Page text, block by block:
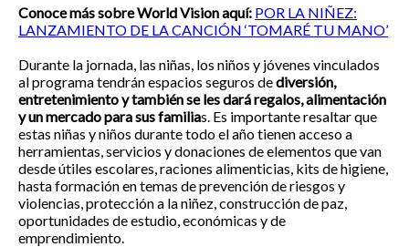
Conoce más sobre World Vision aquí: POR LA NIÑEZ:
LANZAMIENTO DE LA CANCIÓN ‘TOMARÉ TU MANO’
Durante la jornada, las niñas, los niños y jóvenes vinculados
al programa tendrán espacios seguros dediversión,
entretenimiento y también se les dará regalos, alimentación
y un mercado para sus familias. Es importante resaltar que
estas niñas y niños durante todo el año tienen acceso a
herramientas, servicios y donaciones de elementos que van
desde útiles escolares, raciones alimenticias, kits de higiene,
hasta formación en temas de prevención de riesgos y
violencias, protección a la niñez, construcción de paz,
oportunidades de estudio, económicas y de
emprendimiento.